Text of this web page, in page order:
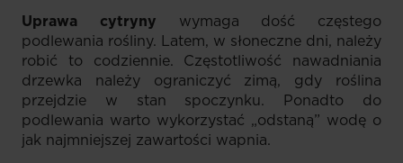
Uprawa cytryny wymaga dość częstego
podlewania rośliny. Latem, w słoneczne dni, należy
robić to codziennie. Częstotliwość nawadniania
drzewka należy ograniczyć zimą, gdy roślina
przejdzie w stan spoczynku. Ponadto do
podlewania warto wykorzystać „odstaną” wodę o
jak najmniejszej zawartości wapnia.